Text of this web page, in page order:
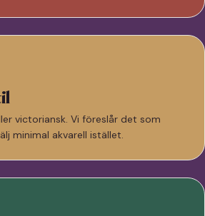
victoriansk. Vi föreslår det som
minimal akvarell istället.